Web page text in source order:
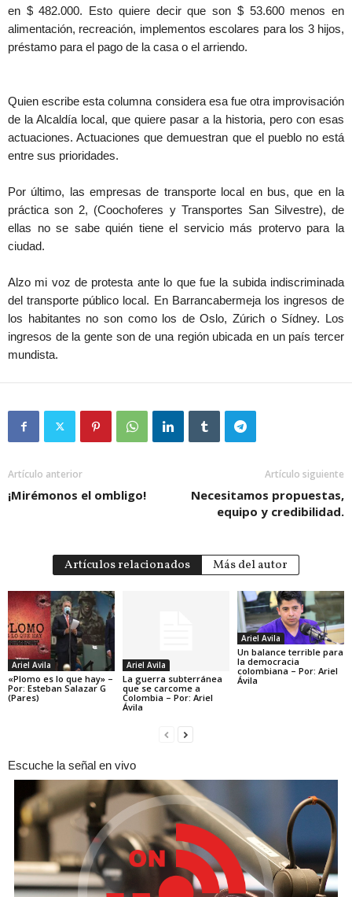
en $ 482.000. Esto quiere decir que son $ 53.600 menos en
alimentación, recreación, implementos escolares para los 3 hijos,
préstamo para el pago de la casa o el arriendo.
Quien escribe esta columna considera esa fue otra improvisación
de la Alcaldía local, que quiere pasar a la historia, pero con esas
actuaciones. Actuaciones que demuestran que el pueblo no está
entre sus prioridades.
Por último, las empresas de transporte local en bus, que en la
práctica son 2, (Coochoferes y Transportes San Silvestre), de
ellas no se sabe quién tiene el servicio más protervo para la
ciudad.
Alzo mi voz de protesta ante lo que fue la subida indiscriminada
del transporte público local. En Barrancabermeja los ingresos de
los habitantes no son como los de Oslo, Zúrich o Sídney. Los
ingresos de la gente son de una región ubicada en un país tercer
mundista.
Artículo anterior
¡Mirémonos el ombligo!
Artículo siguiente
Necesitamos propuestas,
equipo y credibilidad.
Artículos relacionados Más del autor
Ariel Avila
«Plomo es lo que hay» –
Por: Esteban Salazar G
(Pares)
Ariel Avila
La guerra subterránea
que se carcome a
Colombia – Por: Ariel
Ávila
Ariel Avila
Un balance terrible para
la democracia
colombiana – Por: Ariel
Ávila
Escuche la señal en vivo